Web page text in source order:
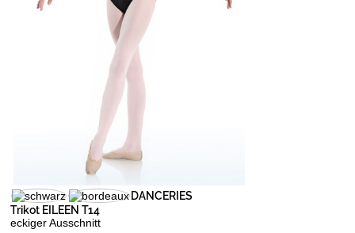
DANCERIES
Trikot EILEEN T14
eckiger Ausschnitt